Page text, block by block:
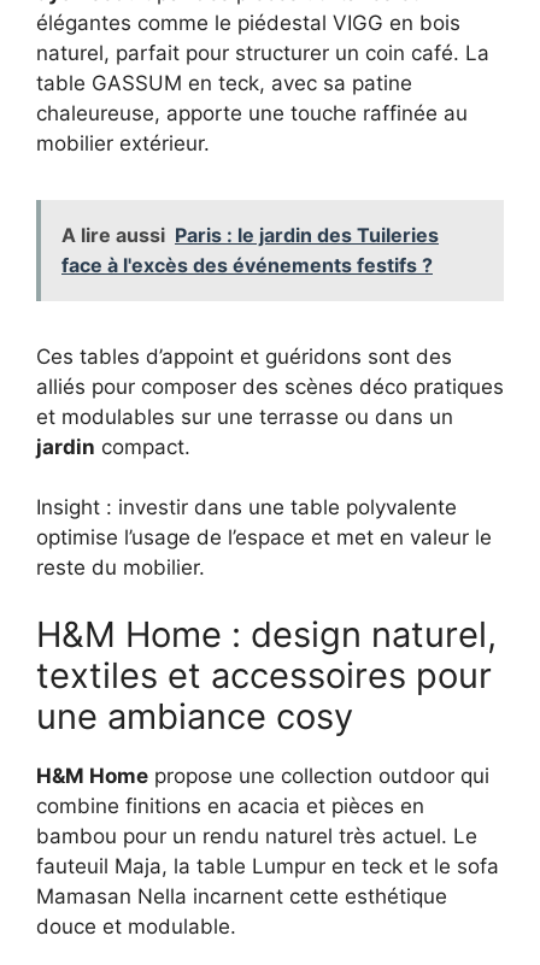
élégantes comme le piédestal VIGG en bois
naturel, parfait pour structurer un coin café. La
table GASSUM en teck, avec sa patine
chaleureuse, apporte une touche raffinée au
mobilier extérieur.
A lire aussi Paris : le jardin des Tuileries
face à l'excès des événements festifs ?
Ces tables d’appoint et guéridons sont des
alliés pour composer des scènes déco pratiques
et modulables sur une terrasse ou dans un
jardin compact.
Insight : investir dans une table polyvalente
optimise l’usage de l’espace et met en valeur le
reste du mobilier.
H&M Home : design naturel,
textiles et accessoires pour
une ambiance cosy
H&M Home propose une collection outdoor qui
combine finitions en acacia et pièces en
bambou pour un rendu naturel très actuel. Le
fauteuil Maja, la table Lumpur en teck et le sofa
Mamasan Nella incarnent cette esthétique
douce et modulable.